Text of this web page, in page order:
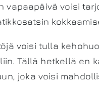
vapaapäivä voisi
voisi tulla
Tällä hetkellä en
joka voisi